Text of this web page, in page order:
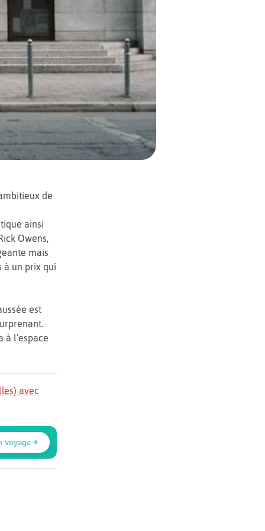
de
ainsi
Owens,
mais
à un prix qui
est
l’espace
avec
voyage